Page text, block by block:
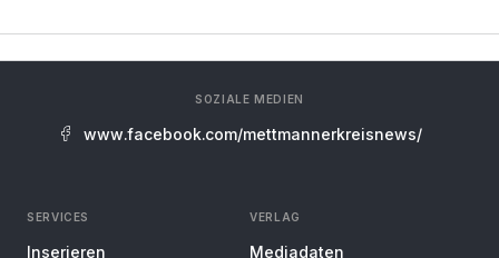
SOZIALE MEDIEN
www.facebook.com/mettmannerkreisnews/
SERVICES
Inserieren
VERLAG
Mediadaten